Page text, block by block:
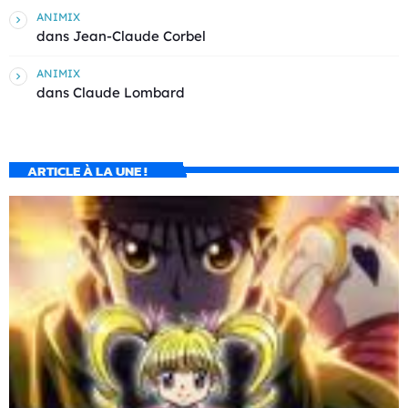
ANIMIX
dans Jean-Claude Corbel
ANIMIX
dans Claude Lombard
ARTICLE À LA UNE !